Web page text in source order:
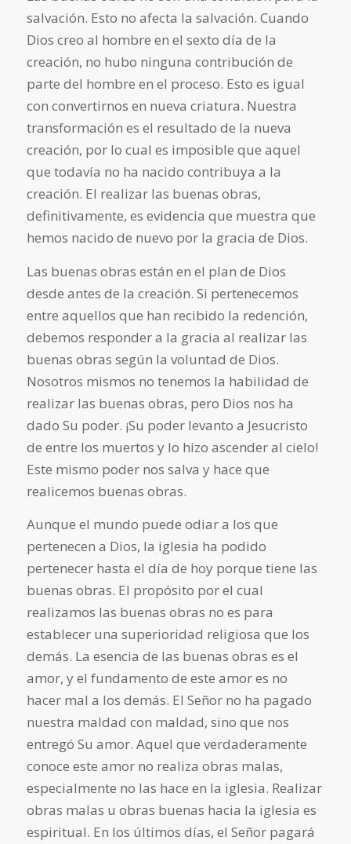
salvación. Esto no afecta la salvación. Cuando
Dios creo al hombre en el sexto día de la
creación, no hubo ninguna contribución de
parte del hombre en el proceso. Esto es igual
con convertirnos en nueva criatura. Nuestra
transformación es el resultado de la nueva
creación, por lo cual es imposible que aquel
que todavía no ha nacido contribuya a la
creación. El realizar las buenas obras,
definitivamente, es evidencia que muestra que
hemos nacido de nuevo por la gracia de Dios.
Las buenas obras están en el plan de Dios
desde antes de la creación. Si pertenecemos
entre aquellos que han recibido la redención,
debemos responder a la gracia al realizar las
buenas obras según la voluntad de Dios.
Nosotros mismos no tenemos la habilidad de
realizar las buenas obras, pero Dios nos ha
dado Su poder. ¡Su poder levanto a Jesucristo
de entre los muertos y lo hizo ascender al cielo!
Este mismo poder nos salva y hace que
realicemos buenas obras.
Aunque el mundo puede odiar a los que
pertenecen a Dios, la iglesia ha podido
pertenecer hasta el día de hoy porque tiene las
buenas obras. El propósito por el cual
realizamos las buenas obras no es para
establecer una superioridad religiosa que los
demás. La esencia de las buenas obras es el
amor, y el fundamento de este amor es no
hacer mal a los demás. El Señor no ha pagado
nuestra maldad con maldad, sino que nos
entregó Su amor. Aquel que verdaderamente
conoce este amor no realiza obras malas,
especialmente no las hace en la iglesia. Realizar
obras malas u obras buenas hacia la iglesia es
espiritual. En los últimos días, el Señor pagará